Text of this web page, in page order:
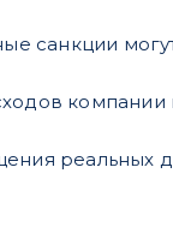
санкции
компании
реальных